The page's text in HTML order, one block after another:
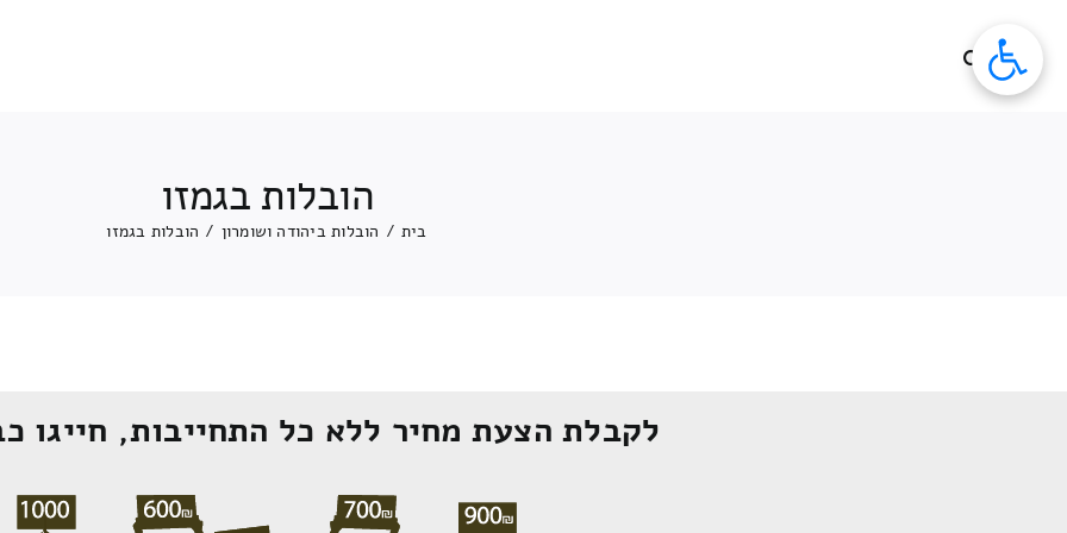
הובלות בגמזו
בית / הובלות ביהודה ושומרון / הובלות בגמזו
לקבלת הצעת מחיר ללא כל התחייבות, חייגו